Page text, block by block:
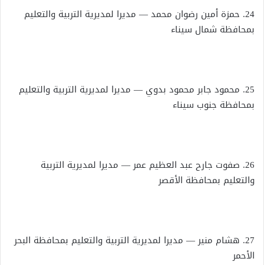
24. حمزة أمين رضوان محمد — مديرا لمديرية التربية والتعليم
بمحافظة شمال سيناء
25. محمود جابر محمود بدوي — مديرا لمديرية التربية والتعليم
بمحافظة جنوب سيناء
26. صفوت جارح عبد العظيم عمر — مديرا لمديرية التربية
والتعليم بمحافظة الأقصر
27. هشام منير — مديرا لمديرية التربية والتعليم بمحافظة البحر
الأحمر